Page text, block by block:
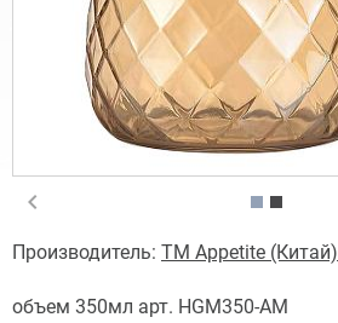
chevron_left
Производитель: TM Appetite (Китай)
объем 350мл арт. HGM350-AM